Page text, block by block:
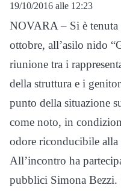
19/10/2016 alle 12:23
NOVARA – Si è
ottobre, all’asilo nido
riunione tra i
della struttura e i
punto della situazione
come noto, in
odore riconducibile alla
All’incontro ha
pubblici Simona Bezzi.